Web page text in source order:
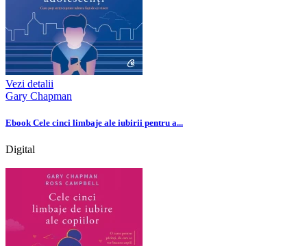
Vezi detalii
Gary Chapman
Ebook Cele cinci limbaje ale iubirii pentru a...
Digital